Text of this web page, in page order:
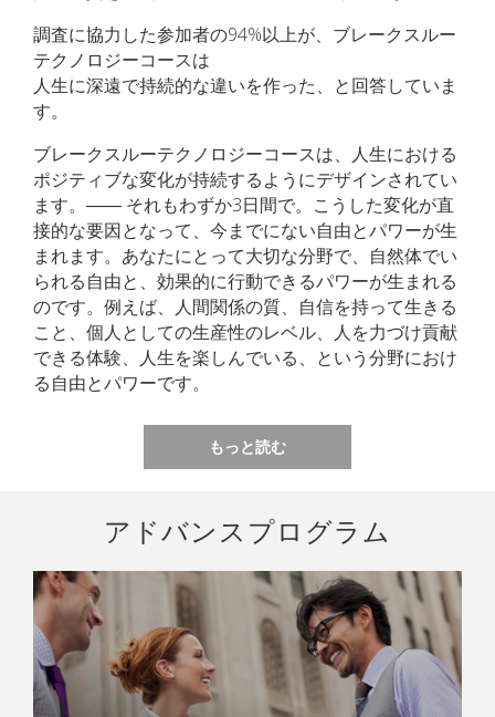
調査に協力した参加者の94%以上が、ブレークスルー
テクノロジーコースは
人生に深遠で持続的な違いを作った、と回答していま
す。
ブレークスルーテクノロジーコースは、人生における
ポジティブな変化が持続するようにデザインされてい
ます。―― それもわずか3日間で。こうした変化が直
接的な要因となって、今までにない自由とパワーが生
まれます。あなたにとって大切な分野で、自然体でい
られる自由と、効果的に行動できるパワーが生まれる
のです。例えば、人間関係の質、自信を持って生きる
こと、個人としての生産性のレベル、人を力づけ貢献
できる体験、人生を楽しんでいる、という分野におけ
る自由とパワーです。
もっと読む
アドバンスプログラム